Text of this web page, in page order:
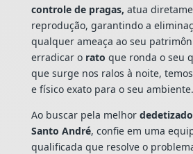
controle de pragas, atua
reprodução, garantindo a
qualquer ameaça ao seu
erradicar o rato que ronda o seu
que surge nos ralos à noite,
e físico exato para o seu ambiente.
Ao buscar pela melhor
Santo André, confie em uma
qualificada que resolve o